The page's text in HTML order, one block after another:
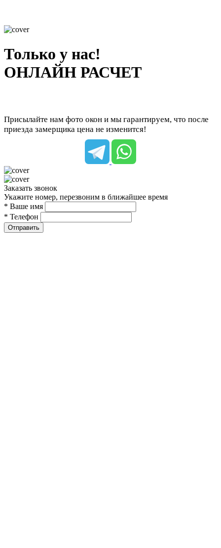
Только у нас!
ОНЛАЙН РАСЧЕТ
Присылайте нам фото окон и мы гарантируем, что после
приезда замерщика цена не изменится!
Заказать звонок
Укажите номер, перезвоним в ближайшее время
* Ваше имя
* Телефон
Отправить